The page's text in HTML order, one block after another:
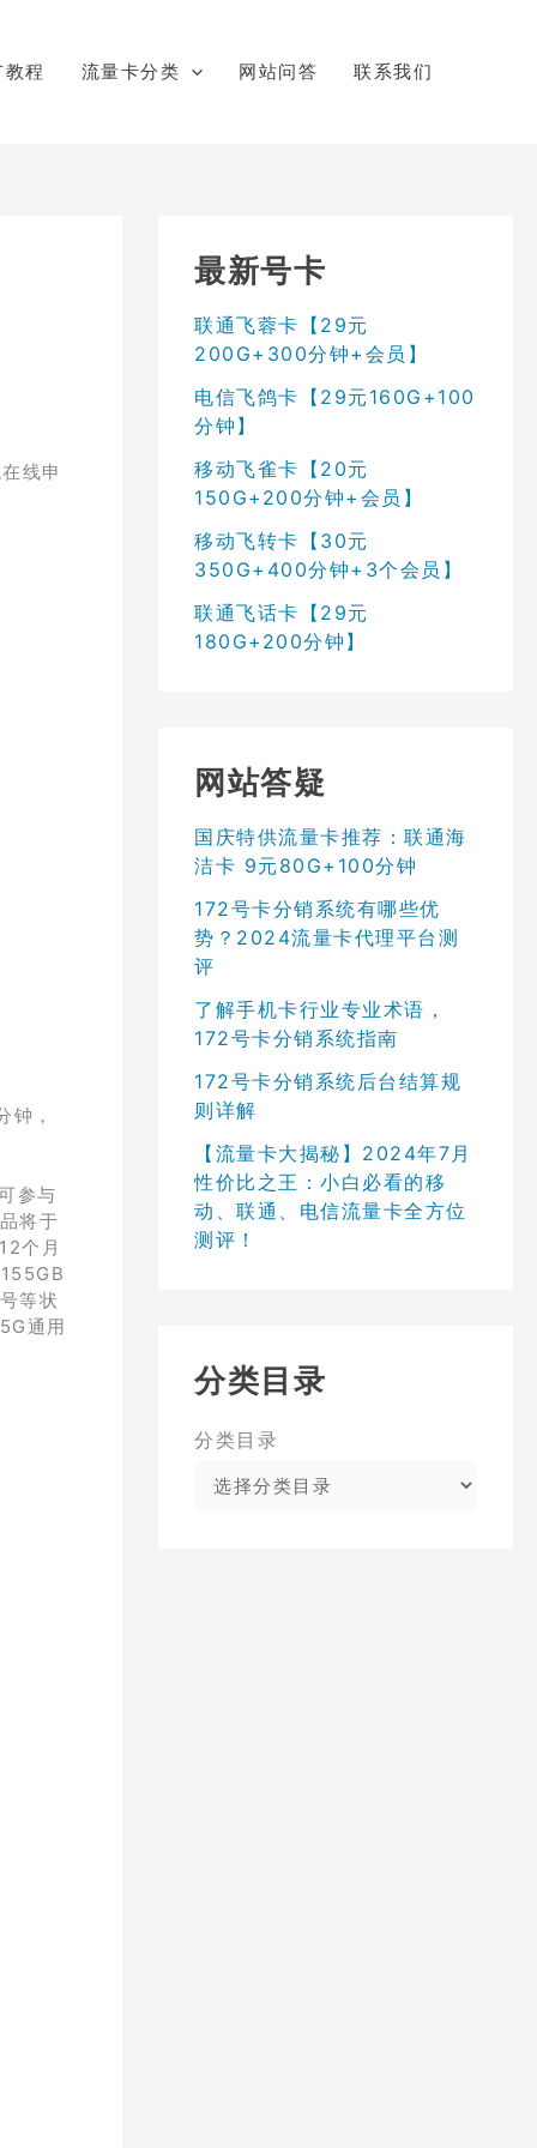
程 流量卡分类 网站问答 联系我们
线申
，
参与
将于
个月
等状
通用
最新号卡
联通飞蓉卡【29元
200G+300分钟+会员】
电信飞鸽卡【29元160G+100
分钟】
移动飞雀卡【20元
150G+200分钟+会员】
移动飞转卡【30元
350G+400分钟+3个会员】
联通飞话卡【29元
180G+200分钟】
网站答疑
国庆特供流量卡推荐：联通海
洁卡 9元80G+100分钟
172号卡分销系统有哪些优
势？2024流量卡代理平台测
评
了解手机卡行业专业术语，
172号卡分销系统指南
172号卡分销系统后台结算规
则详解
【流量卡大揭秘】2024年7月
性价比之王：小白必看的移
动、联通、电信流量卡全方位
测评！
分类目录
分类目录